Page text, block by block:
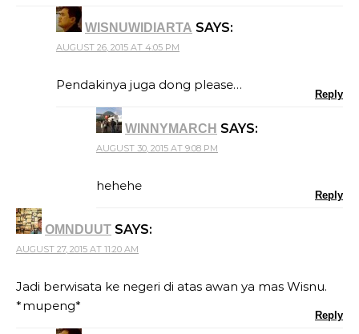
WISNUWIDIARTA SAYS:
AUGUST 26, 2015 AT 4:05 PM
Pendakinya juga dong please…
Reply
WINNYMARCH SAYS:
AUGUST 30, 2015 AT 9:08 PM
hehehe
Reply
OMNDUUT SAYS:
AUGUST 27, 2015 AT 11:20 AM
Jadi berwisata ke negeri di atas awan ya mas Wisnu.
*mupeng*
Reply